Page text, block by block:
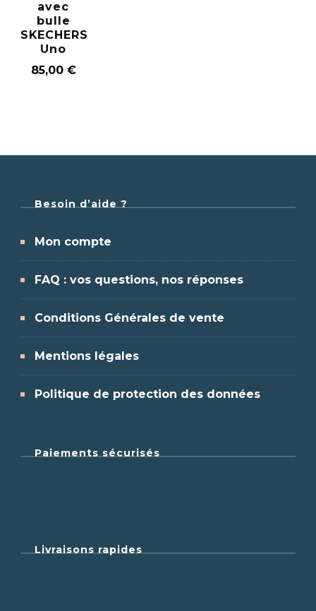
avec
bulle
SKECHERS
Uno
85,00 €
Besoin d’aide ?
Mon compte
FAQ : vos questions, nos réponses
Conditions Générales de vente
Mentions légales
Politique de protection des données
Paiements sécurisés
Livraisons rapides